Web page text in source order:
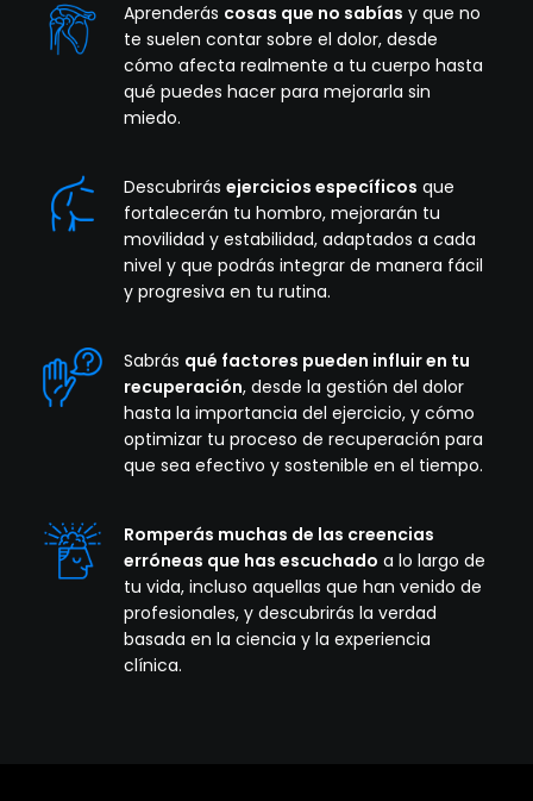
Aprenderás cosas que no sabías y que no
te suelen contar sobre el dolor, desde
cómo afecta realmente a tu cuerpo hasta
qué puedes hacer para mejorarla sin
miedo.
Descubrirás ejercicios específicos que
fortalecerán tu hombro, mejorarán tu
movilidad y estabilidad, adaptados a cada
nivel y que podrás integrar de manera fácil
y progresiva en tu rutina.
Sabrás qué factores pueden influir en tu
recuperación, desde la gestión del dolor
hasta la importancia del ejercicio, y cómo
optimizar tu proceso de recuperación para
que sea efectivo y sostenible en el tiempo.
Romperás muchas de las creencias
erróneas que has escuchado a lo largo de
tu vida, incluso aquellas que han venido de
profesionales, y descubrirás la verdad
basada en la ciencia y la experiencia
clínica.